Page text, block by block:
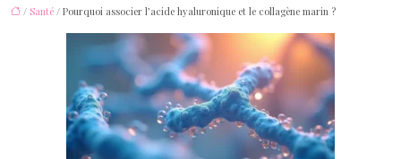
/ Santé / Pourquoi associer l’acide hyaluronique et le collagène marin ?